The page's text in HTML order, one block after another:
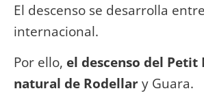
El descenso se desarrolla
internacional.
Por ello, el descenso del
natural de Rodellary Guara.